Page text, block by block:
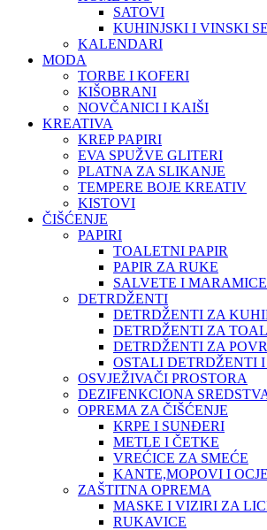
SATOVI
KUHINJSKI I VINSKI
KALENDARI
MODA
TORBE I KOFERI
KIŠOBRANI
NOVČANICI I KAIŠI
KREATIVA
KREP PAPIRI
EVA SPUŽVE GLITERI
PLATNA ZA SLIKANJE
TEMPERE BOJE KREATIV
KISTOVI
ČIŠĆENJE
PAPIRI
TOALETNI PAPIR
PAPIR ZA RUKE
SALVETE I MARAMICE
DETRDŽENTI
DETRDŽENTI ZA
DETRDŽENTI ZA
DETRDŽENTI ZA
OSTALI DETRDŽENTI
OSVJEŽIVAČI PROSTORA
DEZIFENKCIONA
OPREMA ZA ČIŠĆENJE
KRPE I SUNĐERI
METLE I ČETKE
VREĆICE ZA SMEĆE
KANTE,MOPOVI I
ZAŠTITNA OPREMA
MASKE I VIZIRI ZA
RUKAVICE